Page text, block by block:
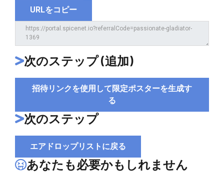
URLをコピー
次のステップ (追加)
招待リンクを使用して限定ポスターを生成す
る
次のステップ
エアドロップリストに戻る
あなたも必要かもしれません